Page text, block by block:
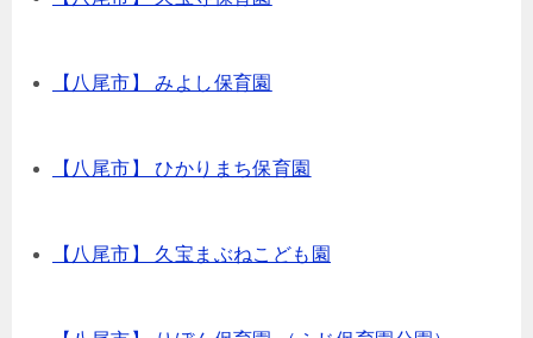
【八尾市】 みよし保育園
【八尾市】 ひかりまち保育園
【八尾市】 久宝まぶねこども園